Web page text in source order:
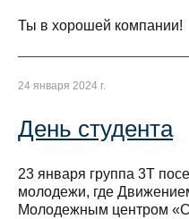
Ты в хорошей компании!
24 января 2024 г.
День студента
23 января группа 3Т
молодежи, где
Молодежным центром